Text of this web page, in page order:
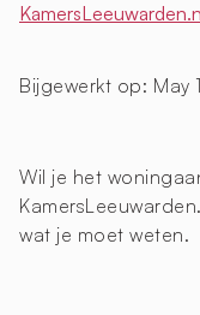
Bijgewerkt op: May
Wil je het
wat je moet weten.